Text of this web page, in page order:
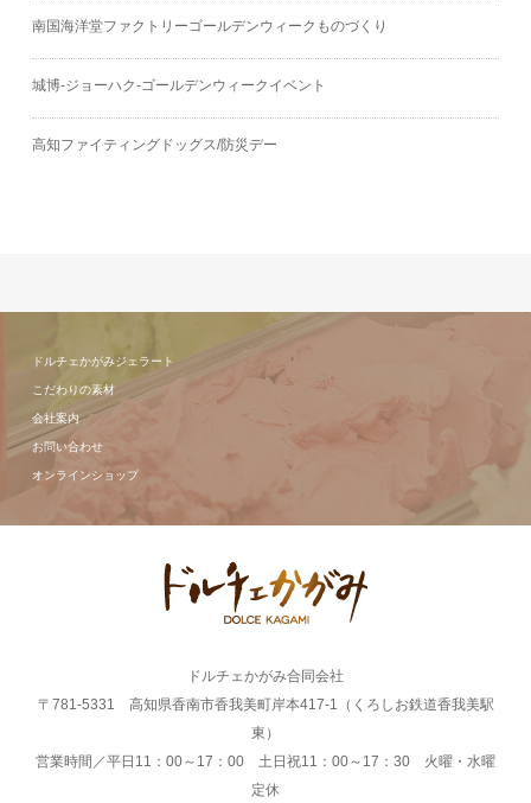
南国海洋堂ファクトリーゴールデンウィークものづくり
城博‐ジョーハク‐ゴールデンウィークイベント
高知ファイティングドッグス/防災デー
ドルチェかがみジェラート
こだわりの素材
会社案内
お問い合わせ
オンラインショップ
ドルチェかがみ合同会社
〒781-5331 高知県香南市香我美町岸本417-1（くろしお鉄道香我美駅
東）
営業時間／平日11：00～17：00 土日祝11：00～17：30 火曜・水曜
定休